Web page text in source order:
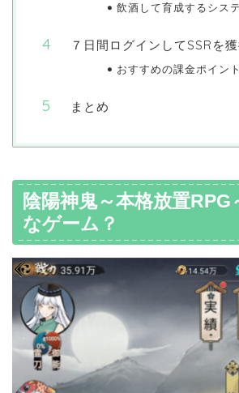
飲酒して育成するシス
７日間ログインしてSSRを
おすすめの課金ポイント
まとめ
陰陽神鬼～本格放置
なゲーム？